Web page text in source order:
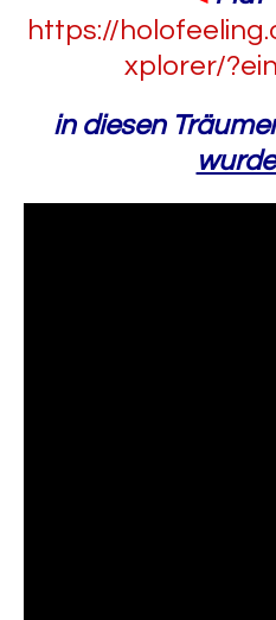
https://
xplorer/
in diesen